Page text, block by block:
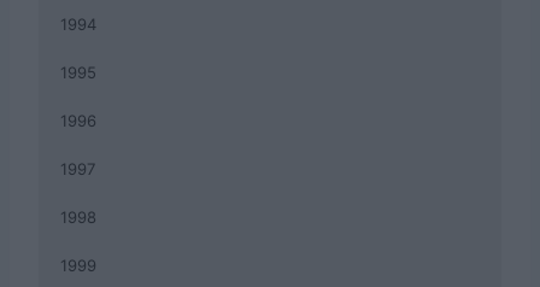
1994
1995
1996
1997
1998
1999